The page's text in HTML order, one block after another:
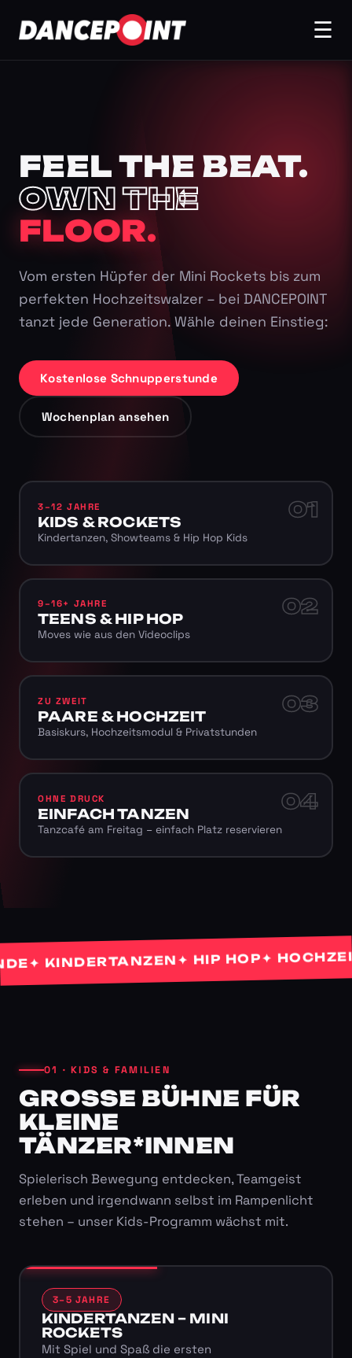
☰
FEEL THE BEAT.
OWN THE
FLOOR.
Vom ersten Hüpfer der Mini Rockets bis zum
perfekten Hochzeitswalzer – bei DANCEPOINT
tanzt jede Generation. Wähle deinen Einstieg:
Kostenlose Schnupperstunde
Wochenplan ansehen
01
3–12 JAHRE
KIDS & ROCKETS
Kindertanzen, Showteams & Hip Hop Kids
02
9–16+ JAHRE
TEENS & HIP HOP
Moves wie aus den Videoclips
03
ZU ZWEIT
PAARE & HOCHZEIT
Basiskurs, Hochzeitsmodul & Privatstunden
04
OHNE DRUCK
EINFACH TANZEN
Tanzcafé am Freitag – einfach Platz reservieren
KINDERTANZEN✦ HIP HOP✦
01 · KIDS & FAMILIEN
GROSSE BÜHNE FÜR K
LEINE T
ÄNZER*INNEN
Spielerisch Bewegung entdecken, Teamgeist
erleben und irgendwann selbst im Rampenlicht
stehen – unser Kids-Programm wächst mit.
3–5 JAHRE
KINDERTANZEN – MINI
ROCKETS
Mit Spiel und Spaß die ersten